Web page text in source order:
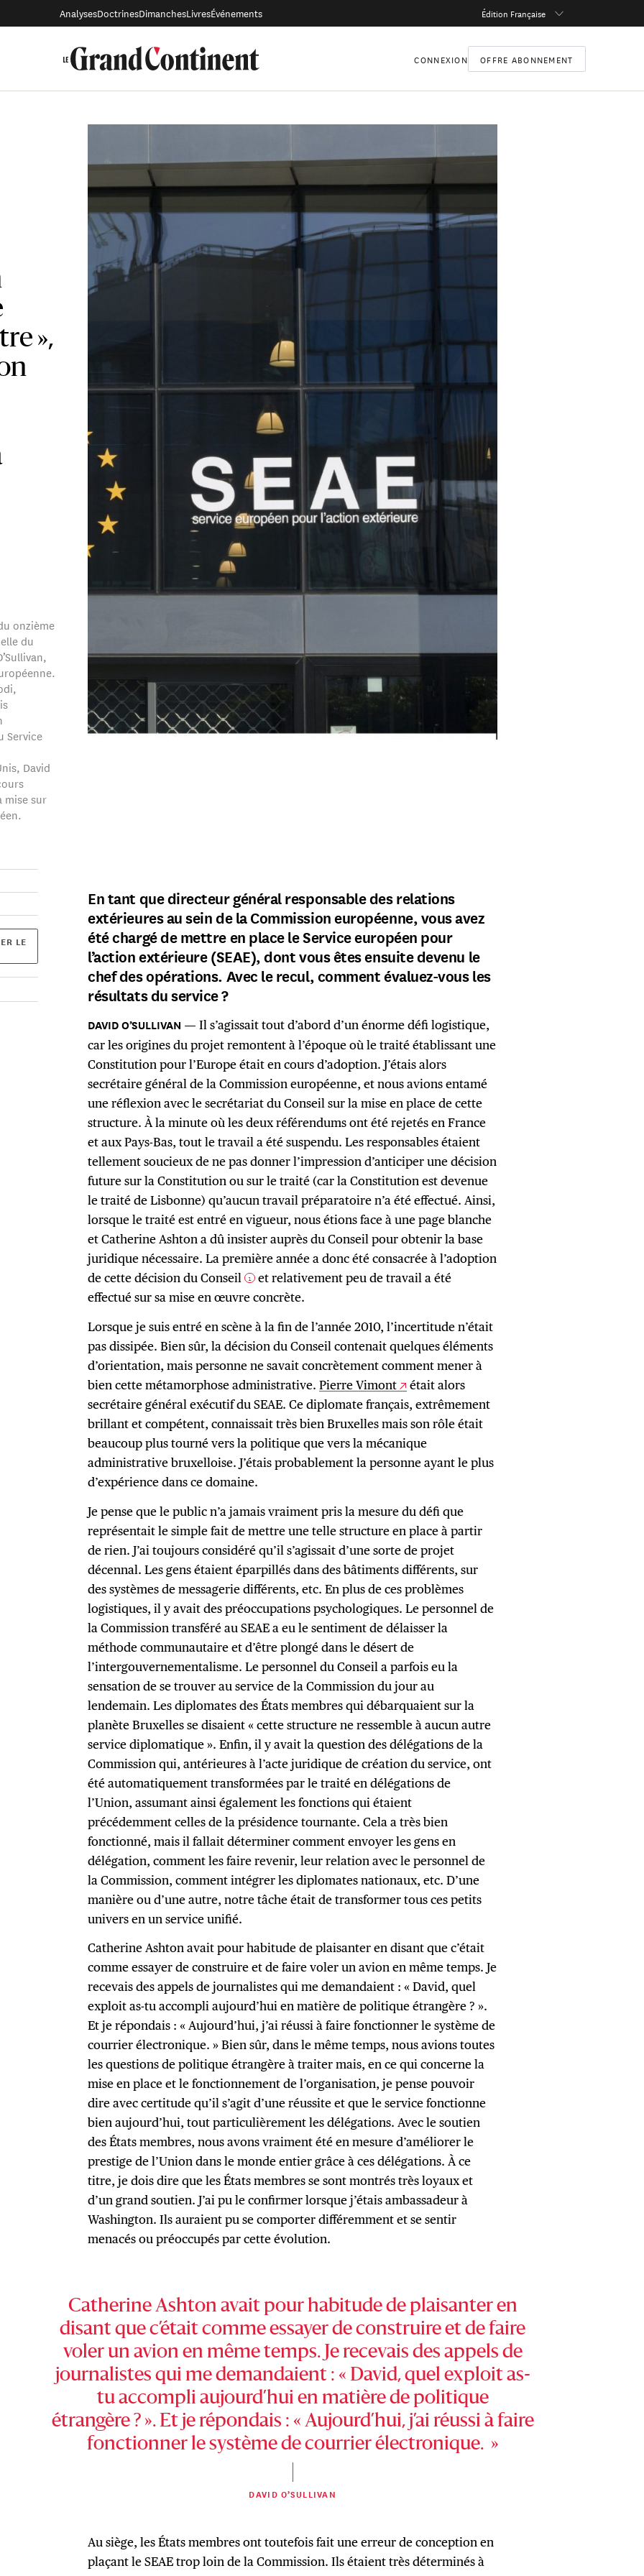
AnalysesDoctrinesDimanchesLivresÉvénements Édition Française
CONNEXION OFFRE ABONNEMENT
»,
onzième
du
Service
David
mise sur
LE
En tant que directeur général responsable des relations
extérieures au sein de la Commission européenne, vous avez
été chargé de mettre en place le Service européen pour
l’action extérieure (SEAE), dont vous êtes ensuite devenu le
chef des opérations. Avec le recul, comment évaluez-vous les
résultats du service ?
Il s’agissait tout d’abord d’un énorme défi logistique,
car les origines du projet remontent à l’époque où le traité établissant une
Constitution pour l’Europe était en cours d’adoption. J’étais alors
secrétaire général de la Commission européenne, et nous avions entamé
une réflexion avec le secrétariat du Conseil sur la mise en place de cette
structure. À la minute où les deux référendums ont été rejetés en France
et aux Pays-Bas, tout le travail a été suspendu. Les responsables étaient
tellement soucieux de ne pas donner l’impression d’anticiper une décision
future sur la Constitution ou sur le traité (car la Constitution est devenue
le traité de Lisbonne) qu’aucun travail préparatoire n’a été effectué. Ainsi,
lorsque le traité est entré en vigueur, nous étions face à une page blanche
et Catherine Ashton a dû insister auprès du Conseil pour obtenir la base
juridique nécessaire. La première année a donc été consacrée à l’adoption
de cette décision du Conseil 1 et relativement peu de travail a été
effectué sur sa mise en œuvre concrète.
Lorsque je suis entré en scène à la fin de l’année 2010, l’incertitude n’était
pas dissipée. Bien sûr, la décision du Conseil contenait quelques éléments
d’orientation, mais personne ne savait concrètement comment mener à
bien cette métamorphose administrative.Pierre Vimont
était alors
secrétaire général exécutif du SEAE. Ce diplomate français, extrêmement
brillant et compétent, connaissait très bien Bruxelles mais son rôle était
beaucoup plus tourné vers la politique que vers la mécanique
administrative bruxelloise. J’étais probablement la personne ayant le plus
d’expérience dans ce domaine.
Je pense que le public n’a jamais vraiment pris la mesure du défi que
représentait le simple fait de mettre une telle structure en place à partir
de rien. J’ai toujours considéré qu’il s’agissait d’une sorte de projet
décennal. Les gens étaient éparpillés dans des bâtiments différents, sur
des systèmes de messagerie différents, etc. En plus de ces problèmes
logistiques, il y avait des préoccupations psychologiques. Le personnel de
la Commission transféré au SEAE a eu le sentiment de délaisser la
méthode communautaire et d’être plongé dans le désert de
l’intergouvernementalisme. Le personnel du Conseil a parfois eu la
sensation de se trouver au service de la Commission du jour au
lendemain. Les diplomates des États membres qui débarquaient sur la
planète Bruxelles se disaient « cette structure ne ressemble à aucun autre
service diplomatique ». Enfin, il y avait la question des délégations de la
Commission qui, antérieures à l’acte juridique de création du service, ont
été automatiquement transformées par le traité en délégations de
l’Union, assumant ainsi également les fonctions qui étaient
précédemment celles de la présidence tournante. Cela a très bien
fonctionné, mais il fallait déterminer comment envoyer les gens en
délégation, comment les faire revenir, leur relation avec le personnel de
la Commission, comment intégrer les diplomates nationaux, etc. D’une
manière ou d’une autre, notre tâche était de transformer tous ces petits
univers en un service unifié.
Catherine Ashton avait pour habitude de plaisanter en disant que c’était
comme essayer de construire et de faire voler un avion en même temps. Je
recevais des appels de journalistes qui me demandaient : « David, quel
exploit as-tu accompli aujourd’hui en matière de politique étrangère ? ».
Et je répondais : « Aujourd’hui, j’ai réussi à faire fonctionner le système de
courrier électronique. » Bien sûr, dans le même temps, nous avions toutes
les questions de politique étrangère à traiter mais, en ce qui concerne la
mise en place et le fonctionnement de l’organisation, je pense pouvoir
dire avec certitude qu’il s’agit d’une réussite et que le service fonctionne
bien aujourd’hui, tout particulièrement les délégations. Avec le soutien
des États membres, nous avons vraiment été en mesure d’améliorer le
prestige de l’Union dans le monde entier grâce à ces délégations. À ce
titre, je dois dire que les États membres se sont montrés très loyaux et
d’un grand soutien. J’ai pu le confirmer lorsque j’étais ambassadeur à
Washington. Ils auraient pu se comporter différemment et se sentir
menacés ou préoccupés par cette évolution.
Catherine Ashton avait pour habitude de plaisanter en
disant que c’était comme essayer de construire et de faire
voler un avion en même temps. Je recevais des appels de
journalistes qui me demandaient : « David, quel exploit as-
tu accompli aujourd’hui en matière de politique
étrangère ? ». Et je répondais : « Aujourd’hui, j’ai réussi à faire
fonctionner le système de courrier électronique. »
DAVID O’SULLIVAN
Au siège, les États membres ont toutefois fait une erreur de conception en
plaçant le SEAE trop loin de la Commission. Ils étaient très déterminés à